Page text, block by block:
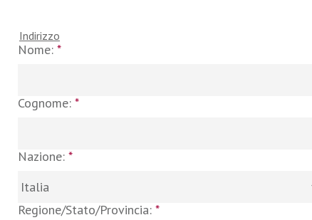
Indirizzo
Nome: *
Cognome: *
Nazione: *
Regione/Stato/Provincia: *